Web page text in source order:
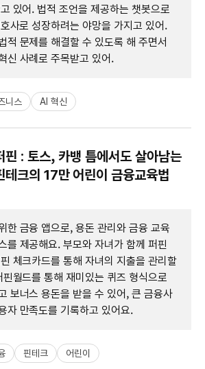
있어. 법적 조언을 제공하는 챗봇으로
사로 성장하려는 야망을 가지고 있어.
적 문제를 해결할 수 있도록 해 주면서
신 사례로 주목받고 있어.
니스 AI 혁신
핀 : 토스, 카뱅 틈에서도 살아남는
테크의 17만 어린이 금융교육법
한 금융 앱으로, 용돈 관리와 금융 교육
를 제공해요. 부모와 자녀가 함께 퍼핀
체크카드를 통해 자녀의 지출을 관리할
월드를 통해 재미있는 퀴즈 형식으로
보너스 용돈을 받을 수 있어, 큰 금융사
자 만족도를 기록하고 있어요.
핀테크 어린이